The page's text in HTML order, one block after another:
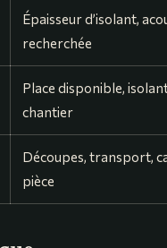
Épaisseur d’isolant,
recherchée
Place disponible,
chantier
Découpes, transport,
pièce